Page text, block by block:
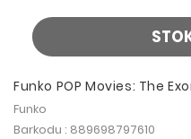
Funko POP Movies: The
Funko
Barkodu : 889698797610